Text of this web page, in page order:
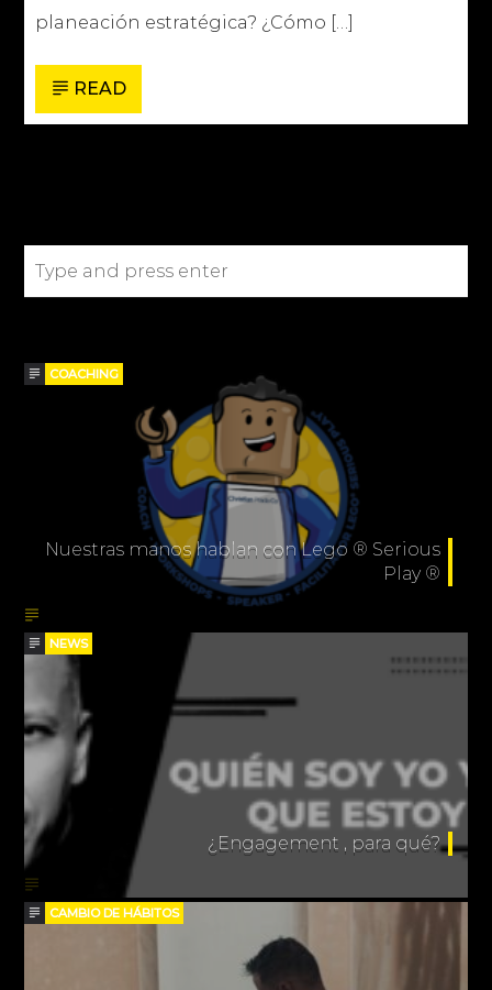
planeación estratégica? ¿Cómo […]
READ
COACHING
Nuestras manos hablan con Lego ® Serious
Play ®
NEWS
¿Engagement , para qué?
CAMBIO DE HÁBITOS